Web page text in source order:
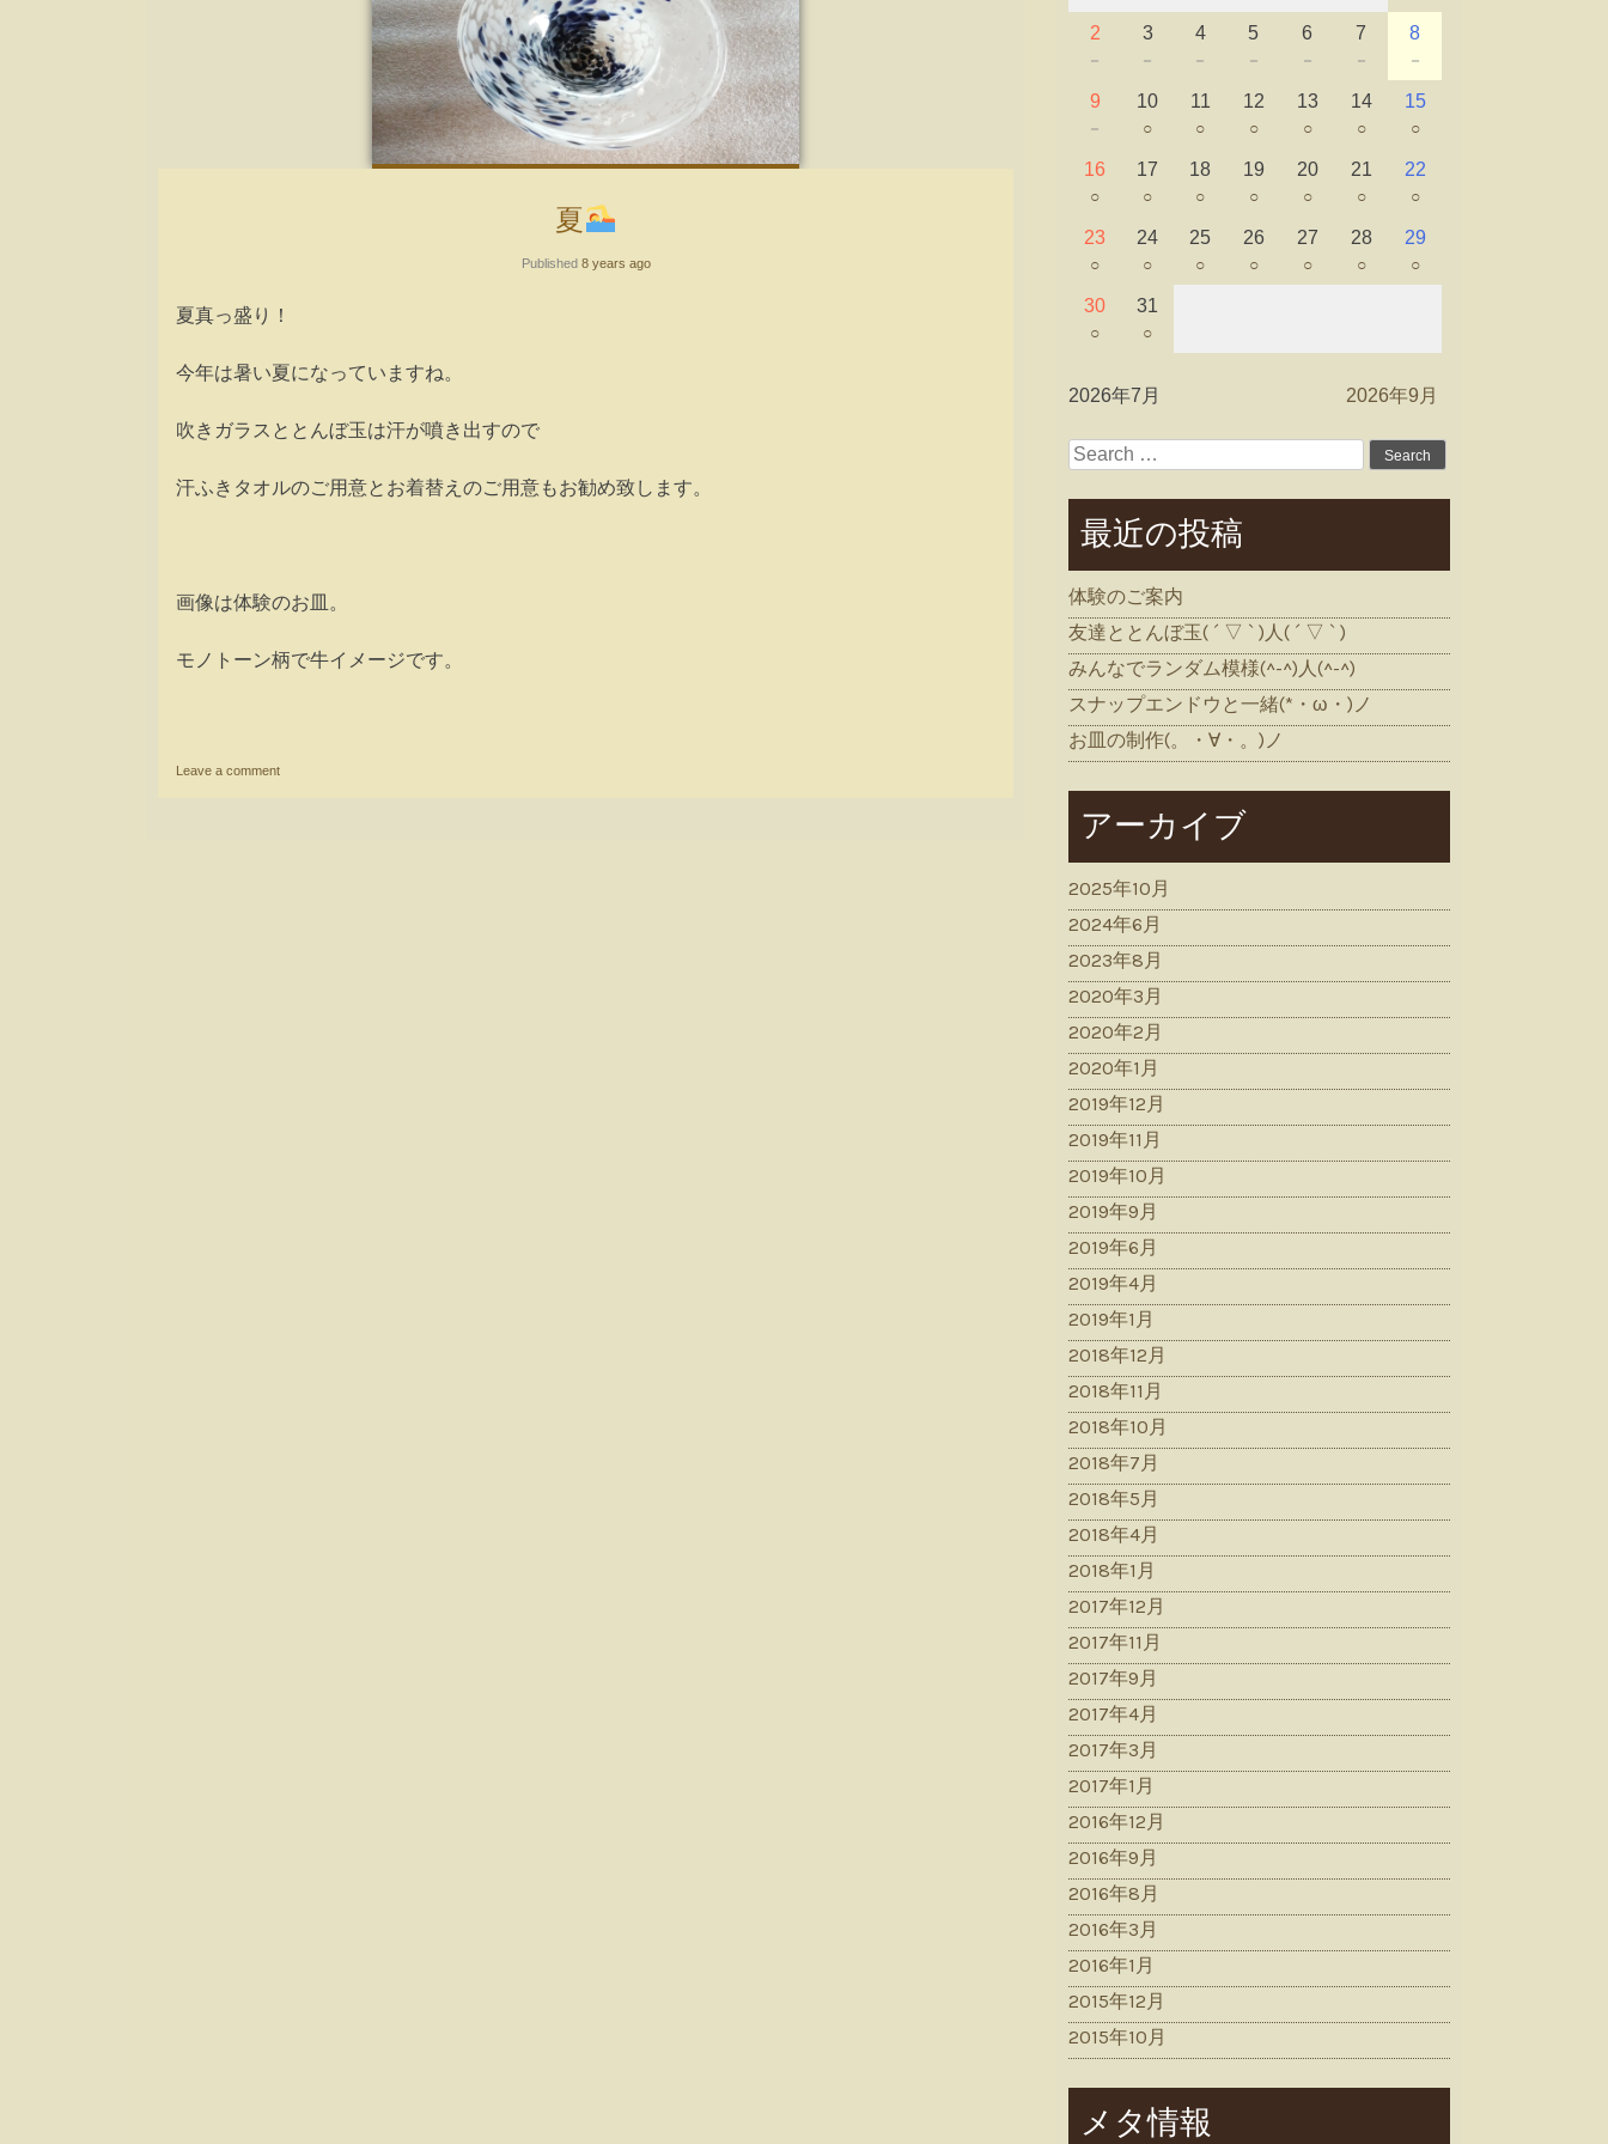
夏
Published 8 years ago
夏真っ盛り！
今年は暑い夏になっていますね。
吹きガラスととんぼ玉は汗が噴き出すので
汗ふきタオルのご用意とお着替えのご用意もお勧め致します。
画像は体験のお皿。
モノトーン柄で牛イメージです。
Leave a comment
2
－
3
－
4
－
5
－
6
－
7
－
8
－
9
－
10
○
11
○
12
○
13
○
14
○
15
○
16
○
17
○
18
○
19
○
20
○
21
○
22
○
23
○
24
○
25
○
26
○
27
○
28
○
29
○
30
○
31
○
2026年7月 2026年9月
Search
最近の投稿
体験のご案内
友達ととんぼ玉( ´ ▽ ` )人( ´ ▽ ` )
みんなでランダム模様(^-^)人(^-^)
スナップエンドウと一緒(*・ω・)ノ
お皿の制作(。・∀・。)ノ
アーカイブ
2025年10月
2024年6月
2023年8月
2020年3月
2020年2月
2020年1月
2019年12月
2019年11月
2019年10月
2019年9月
2019年6月
2019年4月
2019年1月
2018年12月
2018年11月
2018年10月
2018年7月
2018年5月
2018年4月
2018年1月
2017年12月
2017年11月
2017年9月
2017年4月
2017年3月
2017年1月
2016年12月
2016年9月
2016年8月
2016年3月
2016年1月
2015年12月
2015年10月
メタ情報